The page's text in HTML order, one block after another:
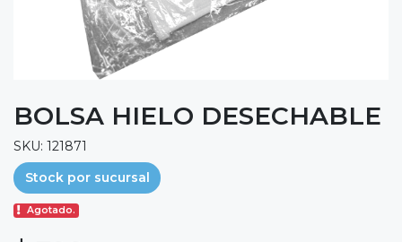
BOLSA HIELO DESECHABLE
SKU: 121871
Stock por sucursal
Agotado.